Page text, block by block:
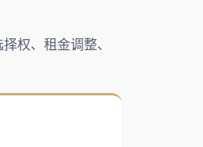
权、租金调整、